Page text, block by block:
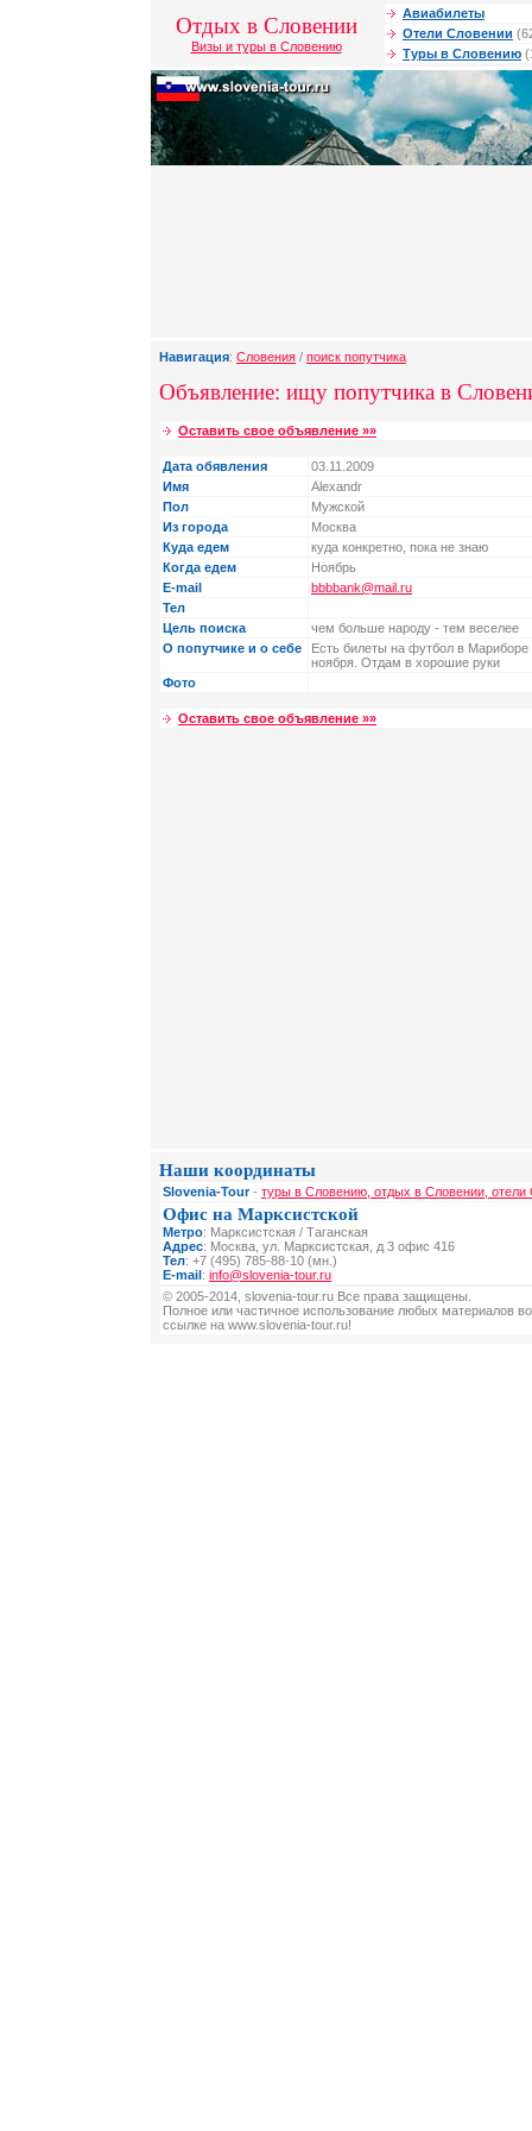
Отдых в Словении
Визы и туры в Словению
Авиабилеты
Отели Словении
Туры в Словению
Навигация: Словения / поиск попутчика
Объявление: ищу попутчика в
Оставить свое объявление »»
Дата обявления
03.11.2009
Имя
Alexandr
Пол
Мужской
Из города
Москва
Куда едем
куда конкретно, пока не знаю
Когда едем
Ноябрь
E-mail
bbbbank@mail.ru
Тел
Цель поиска
чем больше народу - тем веселее
О попутчике и о себе
Есть билеты на футбол в
ноября. Отдам в хорошие руки
Фото
Оставить свое объявление »»
Наши координаты
Slovenia-Tour- туры в Словению, отдых в Словении,
Офис на Марксистской
Метро: Марксистская / Таганская
Адрес: Москва, ул. Марксистская, д 3 офис 416
Тел: +7 (495) 785-88-10 (мн.)
E-mail: info@slovenia-tour.ru
© 2005-2014, slovenia-tour.ru Все права защищены.
Полное или частичное использование любых материалов
ссылке на www.slovenia-tour.ru!